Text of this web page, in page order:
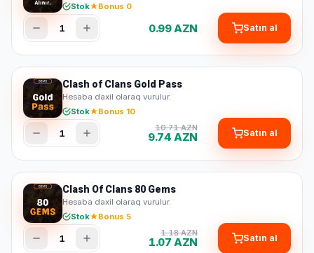
Stok
Bonus 0
1 0.99 AZN Satın al
Clash of Clans Gold Pass
Hesaba daxil olaraq vurulur.
Stok
Bonus 10
1 10.71 AZN
9.74 AZN Satın al
Clash Of Clans 80 Gems
Hesaba daxil olaraq vurulur.
Stok
Bonus 5
1 1.18 AZN
1.07 AZN Satın al